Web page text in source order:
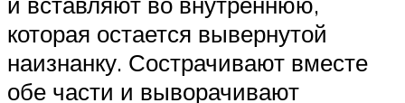
которая остается вывернутой
наизнанку. Сострачивают вместе
обе части и выворачивают